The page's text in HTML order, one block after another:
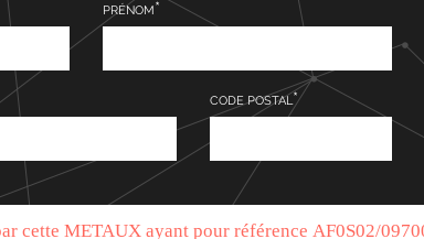
PRÉNOM
CODE POSTAL